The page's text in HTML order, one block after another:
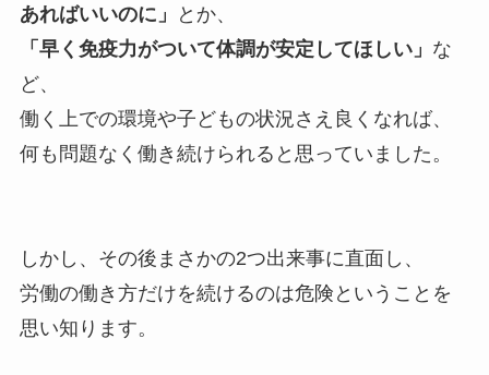
あればいいのに」
とか、
「早く免疫力がついて体調が安定してほしい」 な
ど、
働く上での環境や子どもの状況さえ良くなれば、
何も問題なく働き続けられると思っていました。
しかし、その後まさかの2つ出来事に直面し、
労働の働き方だけを続けるのは危険 ということを
思い知ります。